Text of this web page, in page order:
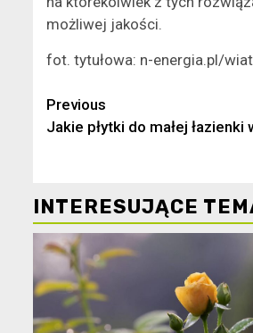
możliwej jakości.
fot. tytułowa: n-energia.pl/
Continue
Reading
Previous
Jakie płytki do małej łazienki
INTERESUJĄCE